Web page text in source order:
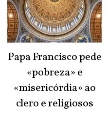
Papa Francisco pede
«pobreza» e
«misericórdia» ao
clero e religiosos